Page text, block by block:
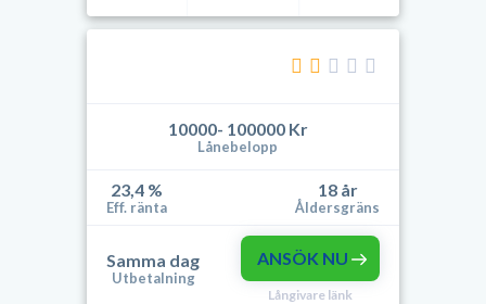
10000- 100000 Kr
Lånebelopp
23,4 %
Eff. ränta
18 år
Åldersgräns
Samma dag
Utbetalning
ANSÖK NU
Långivare länk